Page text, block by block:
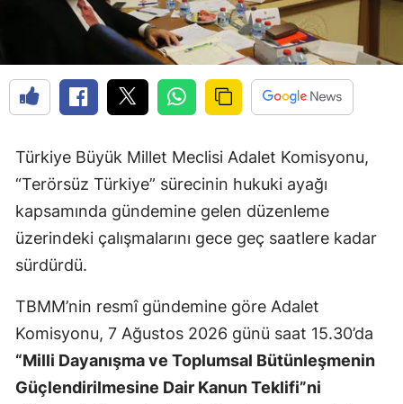
Türkiye Büyük Millet Meclisi Adalet Komisyonu,
“Terörsüz Türkiye” sürecinin hukuki ayağı
kapsamında gündemine gelen düzenleme
üzerindeki çalışmalarını gece geç saatlere kadar
sürdürdü.
TBMM’nin resmî gündemine göre Adalet
Komisyonu, 7 Ağustos 2026 günü saat 15.30’da
“Milli Dayanışma ve Toplumsal Bütünleşmenin
Güçlendirilmesine Dair Kanun Teklifi”ni